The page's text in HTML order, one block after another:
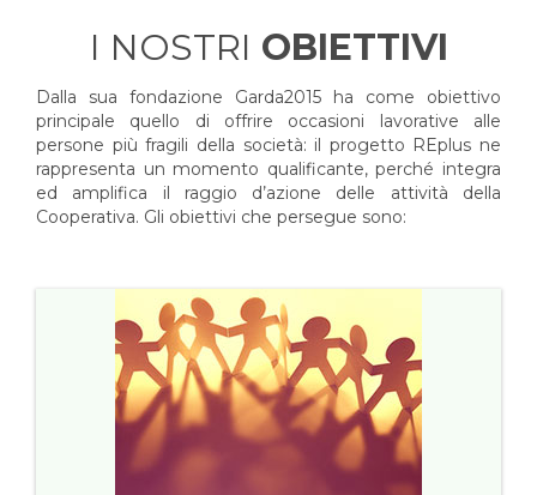
I NOSTRI OBIETTIVI
Dalla sua fondazione Garda2015 ha come obiettivo
principale quello di offrire occasioni lavorative alle
persone più fragili della società: il progetto REplus ne
rappresenta un momento qualificante, perché integra
ed amplifica il raggio d’azione delle attività della
Cooperativa. Gli obiettivi che persegue sono: